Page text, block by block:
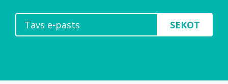
r
SEKOT